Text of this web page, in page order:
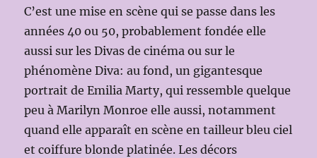
C’est une mise en scène qui se passe dans les
années 40 ou 50, probablement fondée elle
aussi sur les Divas de cinéma ou sur le
phénomène Diva: au fond, un gigantesque
portrait de Emilia Marty, qui ressemble quelque
peu à Marilyn Monroe elle aussi, notamment
quand elle apparaît en scène en tailleur bleu ciel
et coiffure blonde platinée. Les décors